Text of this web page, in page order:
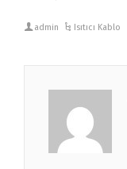
admin Isıtıcı Kablo